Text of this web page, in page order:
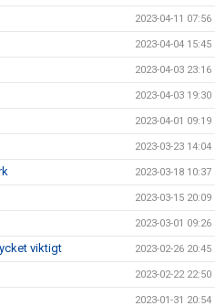
2023-04-11 07:56
2023-04-04 15:45
2023-04-03 23:16
2023-04-03 19:30
2023-04-01 09:19
2023-03-23 14:04
2023-03-18 10:37
2023-03-15 20:09
2023-03-01 09:26
viktigt 2023-02-26 20:45
2023-02-22 22:50
2023-01-31 20:54